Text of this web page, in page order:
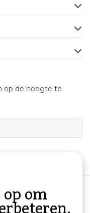
op de hoogte te
om